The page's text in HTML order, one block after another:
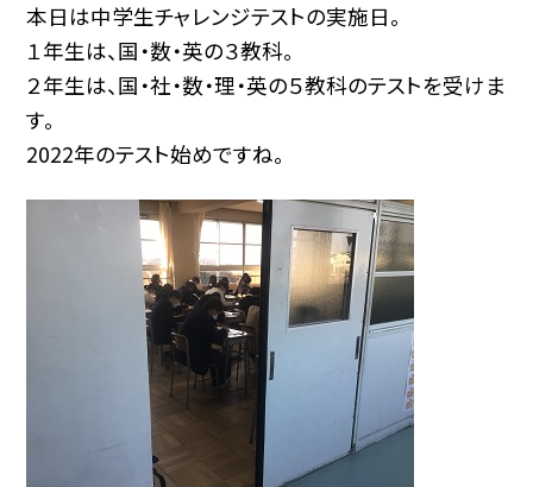
本日は中学生チャレンジテストの実施日。
１年生は、国・数・英の３教科。
２年生は、国・社・数・理・英の５教科のテストを受けま
す。
2022年のテスト始めですね。